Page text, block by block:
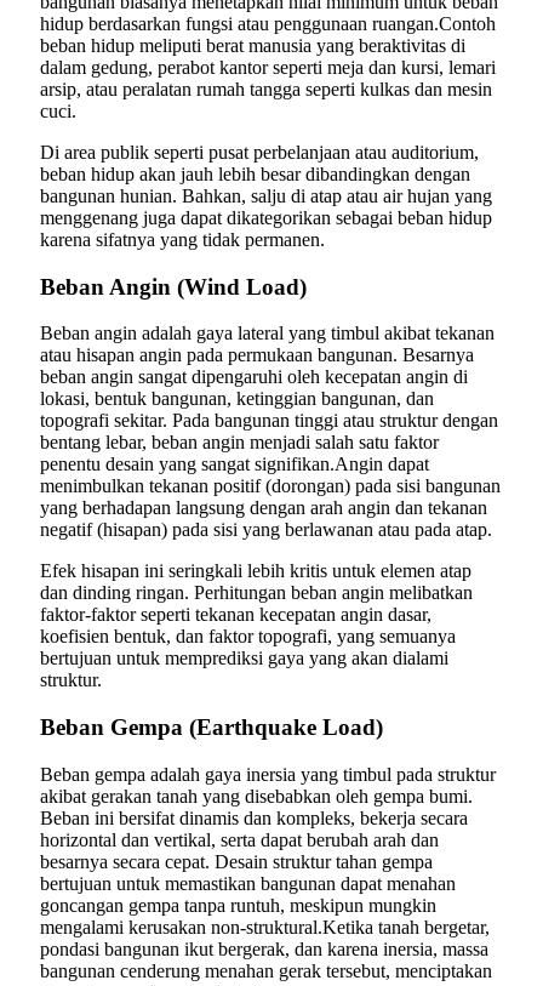
hidup berdasarkan fungsi atau penggunaan ruangan.Contoh
beban hidup meliputi berat manusia yang beraktivitas di
dalam gedung, perabot kantor seperti meja dan kursi, lemari
arsip, atau peralatan rumah tangga seperti kulkas dan mesin
cuci.
Di area publik seperti pusat perbelanjaan atau auditorium,
beban hidup akan jauh lebih besar dibandingkan dengan
bangunan hunian. Bahkan, salju di atap atau air hujan yang
menggenang juga dapat dikategorikan sebagai beban hidup
karena sifatnya yang tidak permanen.
Beban Angin (Wind Load)
Beban angin adalah gaya lateral yang timbul akibat tekanan
atau hisapan angin pada permukaan bangunan. Besarnya
beban angin sangat dipengaruhi oleh kecepatan angin di
lokasi, bentuk bangunan, ketinggian bangunan, dan
topografi sekitar. Pada bangunan tinggi atau struktur dengan
bentang lebar, beban angin menjadi salah satu faktor
penentu desain yang sangat signifikan.Angin dapat
menimbulkan tekanan positif (dorongan) pada sisi bangunan
yang berhadapan langsung dengan arah angin dan tekanan
negatif (hisapan) pada sisi yang berlawanan atau pada atap.
Efek hisapan ini seringkali lebih kritis untuk elemen atap
dan dinding ringan. Perhitungan beban angin melibatkan
faktor-faktor seperti tekanan kecepatan angin dasar,
koefisien bentuk, dan faktor topografi, yang semuanya
bertujuan untuk memprediksi gaya yang akan dialami
struktur.
Beban Gempa (Earthquake Load)
Beban gempa adalah gaya inersia yang timbul pada struktur
akibat gerakan tanah yang disebabkan oleh gempa bumi.
Beban ini bersifat dinamis dan kompleks, bekerja secara
horizontal dan vertikal, serta dapat berubah arah dan
besarnya secara cepat. Desain struktur tahan gempa
bertujuan untuk memastikan bangunan dapat menahan
goncangan gempa tanpa runtuh, meskipun mungkin
mengalami kerusakan non-struktural.Ketika tanah bergetar,
pondasi bangunan ikut bergerak, dan karena inersia, massa
bangunan cenderung menahan gerak tersebut, menciptakan